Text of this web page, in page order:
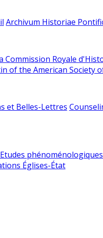
Archivum Historiae
Commission Royale
of the American Society
et Belles-Lettres
Etudes
Églises-État